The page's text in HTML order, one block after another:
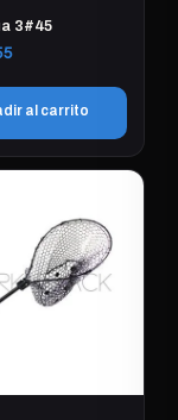
3#45
al carrito